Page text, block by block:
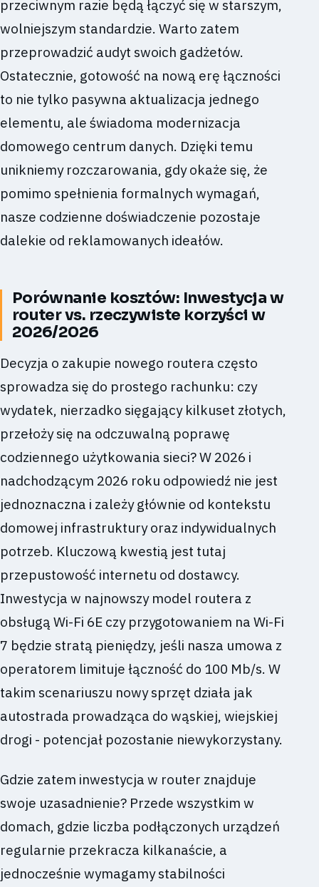
przeciwnym razie będą łączyć się w starszym,
wolniejszym standardzie. Warto zatem
przeprowadzić audyt swoich gadżetów.
Ostatecznie, gotowość na nową erę łączności
to nie tylko pasywna aktualizacja jednego
elementu, ale świadoma modernizacja
domowego centrum danych. Dzięki temu
unikniemy rozczarowania, gdy okaże się, że
pomimo spełnienia formalnych wymagań,
nasze codzienne doświadczenie pozostaje
dalekie od reklamowanych ideałów.
Porównanie kosztów: Inwestycja w
router vs. rzeczywiste korzyści w
2026/2026
Decyzja o zakupie nowego routera często
sprowadza się do prostego rachunku: czy
wydatek, nierzadko sięgający kilkuset złotych,
przełoży się na odczuwalną poprawę
codziennego użytkowania sieci? W 2026 i
nadchodzącym 2026 roku odpowiedź nie jest
jednoznaczna i zależy głównie od kontekstu
domowej infrastruktury oraz indywidualnych
potrzeb. Kluczową kwestią jest tutaj
przepustowość internetu od dostawcy.
Inwestycja w najnowszy model routera z
obsługą Wi-Fi 6E czy przygotowaniem na Wi-Fi
7 będzie stratą pieniędzy, jeśli nasza umowa z
operatorem limituje łączność do 100 Mb/s. W
takim scenariuszu nowy sprzęt działa jak
autostrada prowadząca do wąskiej, wiejskiej
drogi - potencjał pozostanie niewykorzystany.
Gdzie zatem inwestycja w router znajduje
swoje uzasadnienie? Przede wszystkim w
domach, gdzie liczba podłączonych urządzeń
regularnie przekracza kilkanaście, a
jednocześnie wymagamy stabilności